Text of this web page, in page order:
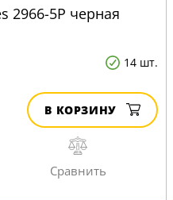
2966-5P черная
14 шт.
В КОРЗИНУ